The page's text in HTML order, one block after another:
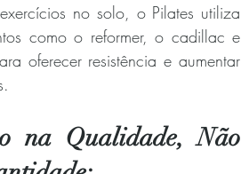
no solo, o Pilates utiliza
como o reformer, o cadillac e
oferecer resistência e aumentar
na Qualidade, Não